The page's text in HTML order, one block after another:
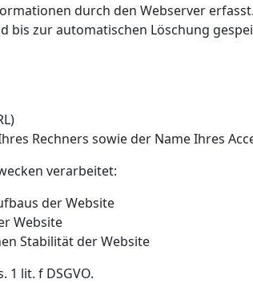
durch den Webserver
bis zur automatischen Löschung
Rechners sowie der Name Ihres
verarbeitet:
der Website
Website
Stabilität der Website
lit. f DSGVO.